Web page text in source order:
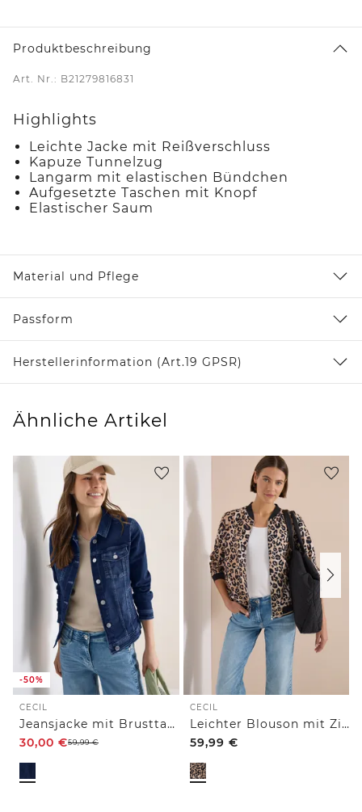
Produktbeschreibung
Art. Nr.: B21279816831
Highlights
Leichte Jacke mit Reißverschluss
Kapuze Tunnelzug
Langarm mit elastischen Bündchen
Aufgesetzte Taschen mit Knopf
Elastischer Saum
Material und Pflege
Passform
Herstellerinformation (Art.19 GPSR)
Ähnliche Artikel
-50%
CECIL
Jeansjacke mit Brusttaschen und Knöpfen
30,00 €59,99€
CECIL
Leichter Blouson mit Zipper und Leo-Print
59,99 €